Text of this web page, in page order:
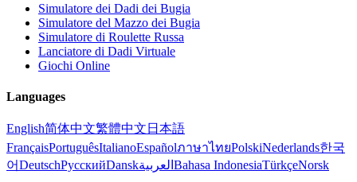
Simulatore dei Dadi dei Bugia
Simulatore del Mazzo dei Bugia
Simulatore di Roulette Russa
Lanciatore di Dadi Virtuale
Giochi Online
Languages
English简体中文繁體中文 日本語
FrançaisPortuguêsItalianoEspañolภาษาไทยPolskiNederlands한국
어DeutschРусскийDanskالعربية Bahasa IndonesiaTürkçeNorsk